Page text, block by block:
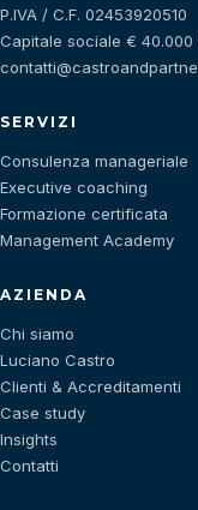
P.IVA / C.F. 02453920510
Capitale sociale € 40.000
SERVIZI
Consulenza manageriale
Executive coaching
Formazione certificata
Management Academy
AZIENDA
Chi siamo
Luciano Castro
Clienti & Accreditamenti
Case study
Insights
Contatti